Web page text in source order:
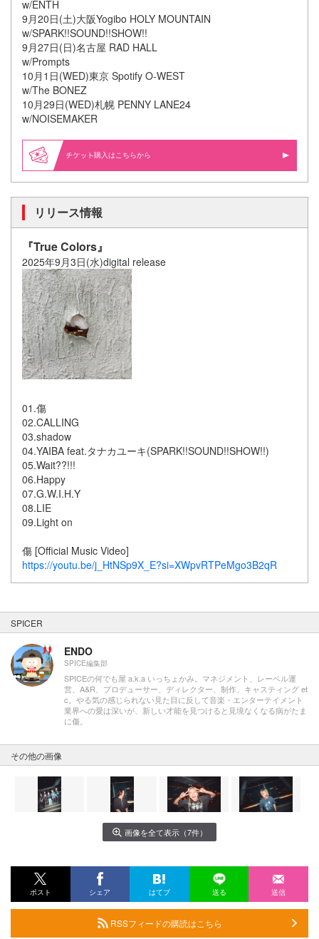
w/ENTH
9月20日(土)大阪Yogibo HOLY MOUNTAIN
w/SPARK!!SOUND!!SHOW!!
9月27日(日)名古屋 RAD HALL
w/Prompts
10月1日(WED)東京 Spotify O-WEST
w/The BONEZ
10月29日(WED)札幌 PENNY LANE24
w/NOISEMAKER
購入はこちらから
リリース情報
『True Colors』
2025年9月3日(水)digital release
01.傷
02.CALLING
03.shadow
04.YAIBA feat.タナカユーキ(SPARK!!SOUND!!SHOW!!)
05.Wait??!!!
06.Happy
07.G.W.I.H.Y
08.LIE
09.Light on
傷 [Official Music Video]
https://youtu.be/j_HtNSp9X_E?si=XWpvRTPeMgo3B2qR
SPICER
ENDO
SPICE編集部
SPICEの何でも屋 a.k.a いっちょかみ。マネジメント、レーベル運
営、A&R、プロデューサー、ディレクター、制作、キャスティング et
c。やる気の感じられない見た目に反して音楽・エンターテイメント
業界への愛は深いが、新しい才能を見つけると見境なくなる病がたま
に傷。
その他の画像
画像を全て表示（7件）
ポスト シェア はてブ 送る 送信
RSSフィードの購読はこちら